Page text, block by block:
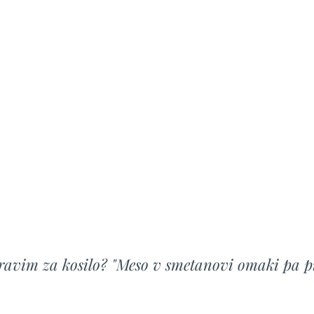
za kosilo? "Meso v smetanovi omaki pa